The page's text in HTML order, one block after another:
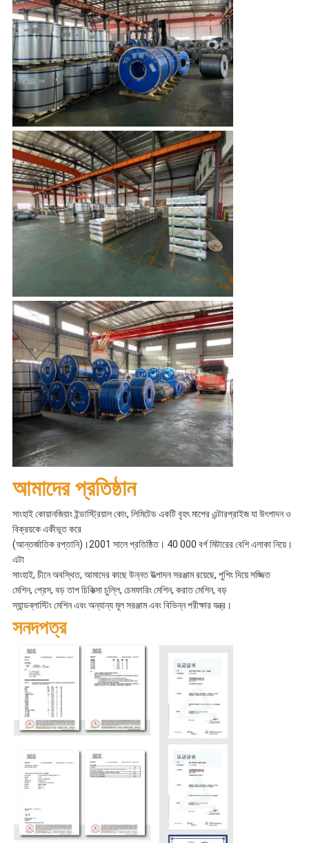
আমাদের প্রতিষ্ঠান
সাংহাই কোয়ানজিয়াং ইন্ডাস্ট্রিয়াল কোং, লিমিটেড একটি বৃহৎ মাপের এন্টারপ্রাইজ যা উৎপাদন ও
বিক্রয়কে একীভূত করে
(আন্তর্জাতিক রপ্তানি)।2001 সালে প্রতিষ্ঠিত। 40 000 বর্গ মিটারের বেশি এলাকা নিয়ে।
এটা
সাংহাই, চীনে অবস্থিত, আমাদের কাছে উন্নত উত্পাদন সরঞ্জাম রয়েছে, পুশিং দিয়ে সজ্জিত
মেশিন, প্রেস, বড় তাপ চিকিত্সা চুল্লি, চেমফারিং মেশিন, করাত মেশিন, বড়
স্যান্ডব্লাস্টিং মেশিন এবং অন্যান্য মূল সরঞ্জাম এবং বিভিন্ন পরীক্ষার যন্ত্র।
সনদপত্র